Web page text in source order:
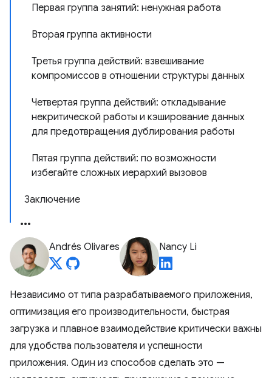
Первая группа занятий: ненужная работа
Вторая группа активности
Третья группа действий: взвешивание
компромиссов в отношении структуры данных
Четвертая группа действий: откладывание
некритической работы и кэширование данных
для предотвращения дублирования работы
Пятая группа действий: по возможности
избегайте сложных иерархий вызовов
Заключение
Andrés Olivares Nancy Li
Независимо от типа разрабатываемого приложения,
оптимизация его производительности, быстрая
загрузка и плавное взаимодействие критически важны
для удобства пользователя и успешности
приложения. Один из способов сделать это —